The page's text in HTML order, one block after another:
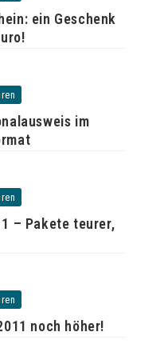
ein Geschenk
im
– Pakete teurer,
noch höher!